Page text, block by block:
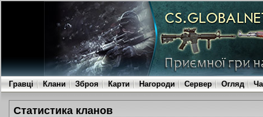
Гравці Клани Зброя Карти Нагороди Сервер Огляд
Статистика кланов